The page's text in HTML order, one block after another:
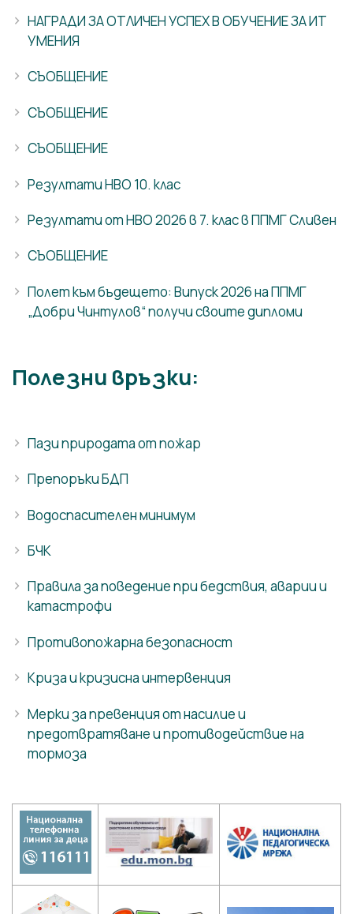
НАГРАДИ ЗА ОТЛИЧЕН УСПЕХ В ОБУЧЕНИЕ ЗА ИТ
УМЕНИЯ
СЪОБЩЕНИЕ
СЪОБЩЕНИЕ
СЪОБЩЕНИЕ
Резултати НВО 10. клас
Резултати от НВО 2026 в 7. клас в ППМГ Сливен
СЪОБЩЕНИЕ
Полет към бъдещето: Випуск 2026 на ППМГ
„Добри Чинтулов“ получи своите дипломи
Полезни връзки:
Пази природата от пожар
Препоръки БДП
Водоспасителен минимум
БЧК
Правила за поведение при бедствия, аварии и
катастрофи
Противопожарна безопасност
Криза и кризисна интервенция
Мерки за превенция от насилие и
предотвратяване и противодействие на
тормоза